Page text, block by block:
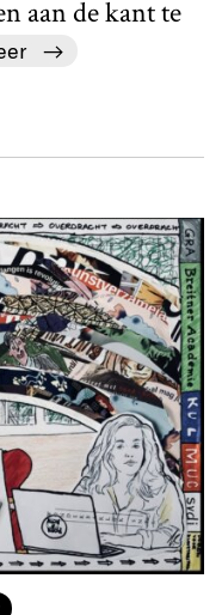
aan de kant te